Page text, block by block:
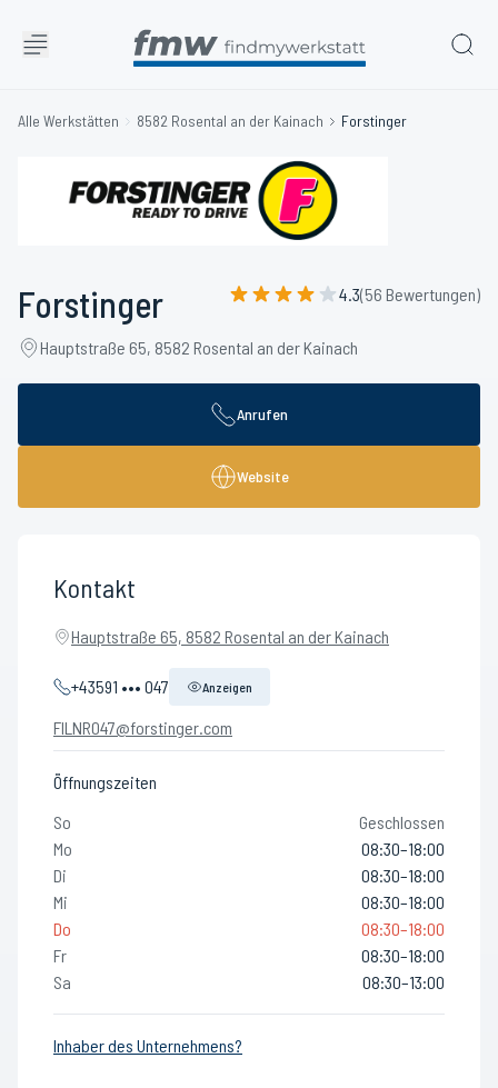
Alle Werkstätten 8582 Rosental an der Kainach Forstinger
Forstinger 4.3(56 Bewertungen)
Hauptstraße 65, 8582 Rosental an der Kainach
Anrufen
Website
Kontakt
Hauptstraße 65, 8582 Rosental an der Kainach
+43591 ••• 047 Anzeigen
FILNR047@forstinger.com
Öffnungszeiten
So
Geschlossen
Mo
08:30–18:00
Di
08:30–18:00
Mi
08:30–18:00
Do
08:30–18:00
Fr
08:30–18:00
Sa
08:30–13:00
Inhaber des Unternehmens?